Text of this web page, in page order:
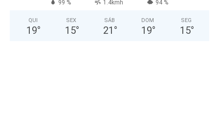
99 % 1.4kmh 94 %
QUI
19°
SEX
15°
SÁB
21 °
DOM
19°
SEG
15°